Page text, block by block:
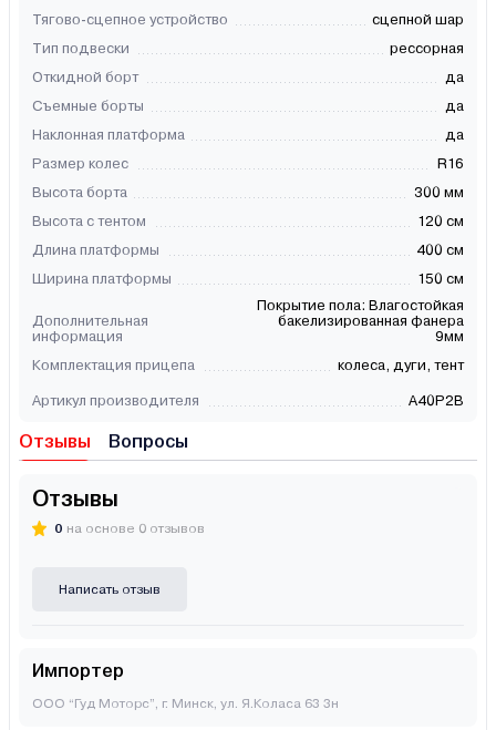
Тягово-сцепное устройство
сцепной шар
Тип подвески
рессорная
Откидной борт
да
Съемные борты
да
Наклонная платформа
да
Размер колес
R16
Высота борта
300 мм
Высота с тентом
120 см
Длина платформы
400 см
Ширина платформы
150 см
Дополнительная
информация
Покрытие пола: Влагостойкая
бакелизированная фанера
9мм
Комплектация прицепа
колеса, дуги, тент
Артикул производителя A40P2B
Отзывы Вопросы
Отзывы
0 на основе 0 отзывов
Написать отзыв
Импортер
ООО “Гуд Моторс”, г. Минск, ул. Я.Коласа 63 3н